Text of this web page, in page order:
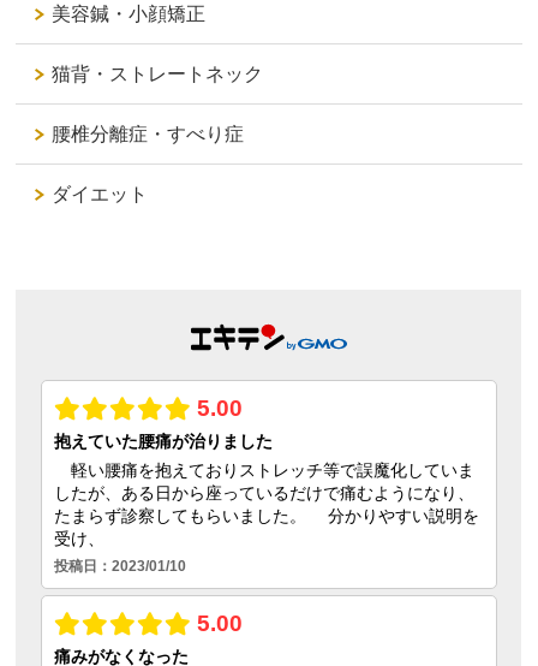
美容鍼・小顔矯正
猫背・ストレートネック
腰椎分離症・すべり症
ダイエット